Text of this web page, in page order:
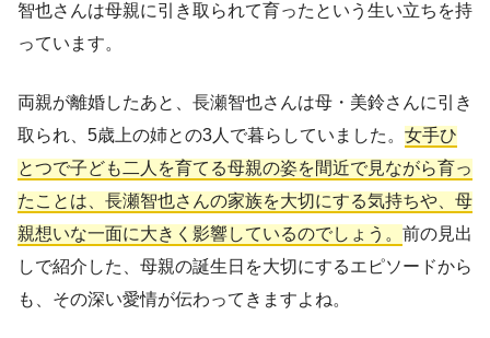
智也さんは母親に引き取られて育ったという生い立ちを持
っています。
両親が離婚したあと、長瀬智也さんは母・美鈴さんに引き
取られ、5歳上の姉との3人で暮らしていました。 女手ひ
とつで子ども二人を育てる母親の姿を間近で見ながら育っ
たことは、長瀬智也さんの家族を大切にする気持ちや、母
親想いな一面に大きく影響しているのでしょう。 前の見出
しで紹介した、母親の誕生日を大切にするエピソードから
も、その深い愛情が伝わってきますよね。